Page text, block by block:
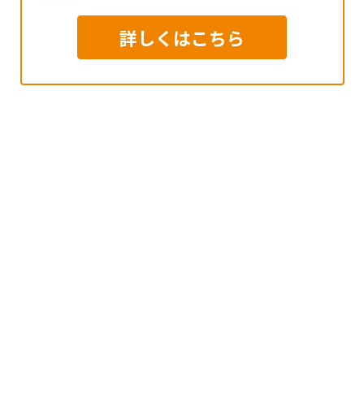
詳しくはこちら